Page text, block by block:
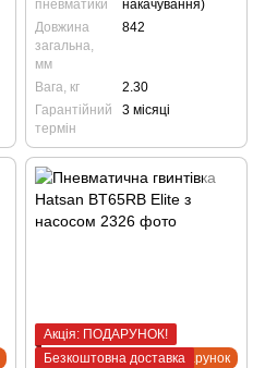
пневматики
накачування)
Довжина
загальна,
мм
842
Вага, кг
2.30
Гарантійний
термін
3 місяці
Подарунок
Акція: ПОДАРУНОК!
Безкоштовна доставка